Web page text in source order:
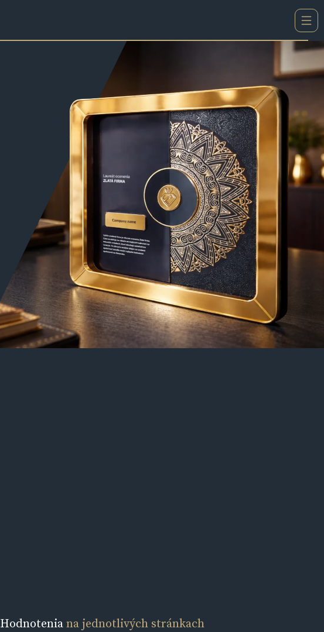
Hodnoteniana jednotlivých stránkach